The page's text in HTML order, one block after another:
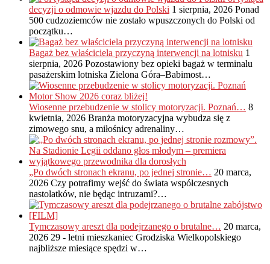
decyzji o odmowie wjazdu do Polski 1 sierpnia, 2026 Ponad
500 cudzoziemców nie zostało wpuszczonych do Polski od
początku…
Bagaż bez właściciela przyczyną interwencji na lotnisku 1
sierpnia, 2026 Pozostawiony bez opieki bagaż w terminalu
pasażerskim lotniska Zielona Góra–Babimost…
Wiosenne przebudzenie w stolicy motoryzacji. Poznań… 8
kwietnia, 2026 Branża motoryzacyjna wybudza się z
zimowego snu, a miłośnicy adrenaliny…
„Po dwóch stronach ekranu, po jednej stronie… 20 marca,
2026 Czy potrafimy wejść do świata współczesnych
nastolatków, nie będąc intruzami?…
Tymczasowy areszt dla podejrzanego o brutalne… 20 marca,
2026 29 - letni mieszkaniec Grodziska Wielkopolskiego
najbliższe miesiące spędzi w…